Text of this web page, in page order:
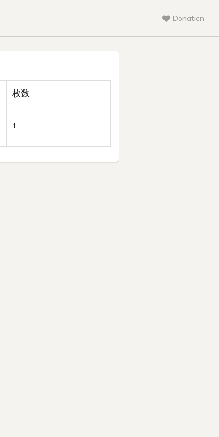
Donation
枚数
1